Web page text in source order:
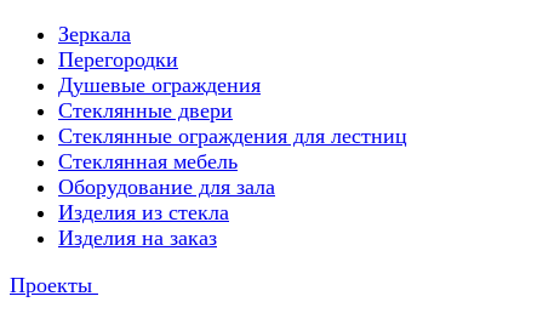
Зеркала
Перегородки
Душевые ограждения
Стеклянные двери
Стеклянные ограждения для лестниц
Стеклянная мебель
Оборудование для зала
Изделия из стекла
Изделия на заказ
Проекты